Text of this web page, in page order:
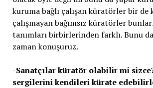
kuruma bağlı çalışan küratörler bir de
çalışmayan bağımsız küratörler
tanımları birbirlerinden farklı. Bunu
zaman konuşuruz.
-Sanatçılar küratör olabilir mi
sergilerini kendileri kürate